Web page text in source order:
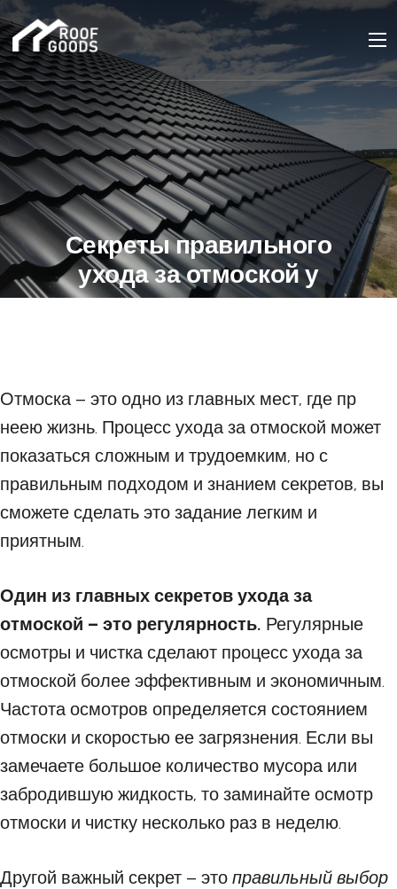
Секреты правильного
ухода за отмоской у
дома
Отмоска – это одно из главных мест, где пр
неею жизнь. Процесс ухода за отмоской может
показаться сложным и трудоемким, но с
правильным подходом и знанием секретов, вы
сможете сделать это задание легким и
приятным.
Один из главных секретов ухода за
отмоской – это регулярность. Регулярные
осмотры и чистка сделают процесс ухода за
отмоской более эффективным и экономичным.
Частота осмотров определяется состоянием
отмоски и скоростью ее загрязнения. Если вы
замечаете большое количество мусора или
забродившую жидкость, то заминайте осмотр
отмоски и чистку несколько раз в неделю.
Другой важный секрет – это правильный выбор